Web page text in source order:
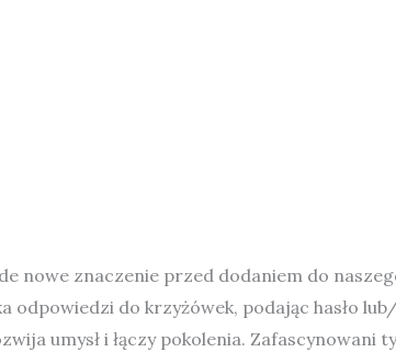
nowe znaczenie przed dodaniem do
do krzyżówek, podając hasło
umysł i łączy pokolenia. Zafascynowani